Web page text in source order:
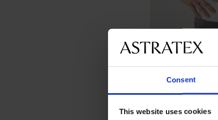
Consent
This website uses cookies
2PACK Pánský
549 Kč